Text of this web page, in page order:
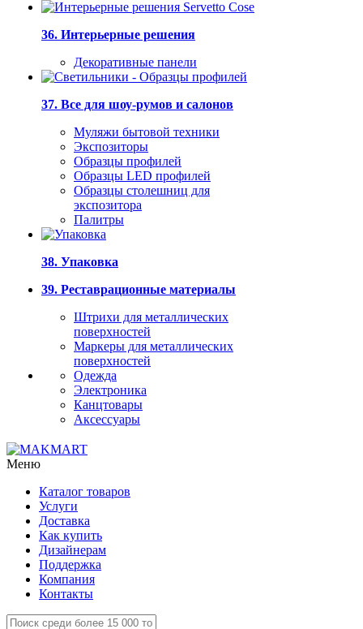
36. Интерьерные решения
Декоративные панели
37. Все для шоу-румов и салонов
Муляжи бытовой техники
Экспозиторы
Образцы профилей
Образцы LED профилей
Образцы столешниц для
экспозитора
Палитры
38. Упаковка
39. Реставрационные материалы
Штрихи для металлических
поверхностей
Маркеры для металлических
поверхностей
Одежда
Электроника
Канцтовары
Аксессуары
Меню
Каталог товаров
Услуги
Доставка
Как купить
Дизайнерам
Поддержка
Компания
Контакты